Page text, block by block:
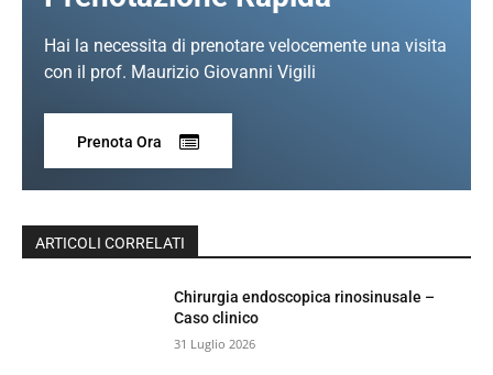
Hai la necessita di prenotare velocemente una visita
con il prof. Maurizio Giovanni Vigili
Prenota Ora
ARTICOLI CORRELATI
Chirurgia endoscopica rinosinusale –
Caso clinico
31 Luglio 2026